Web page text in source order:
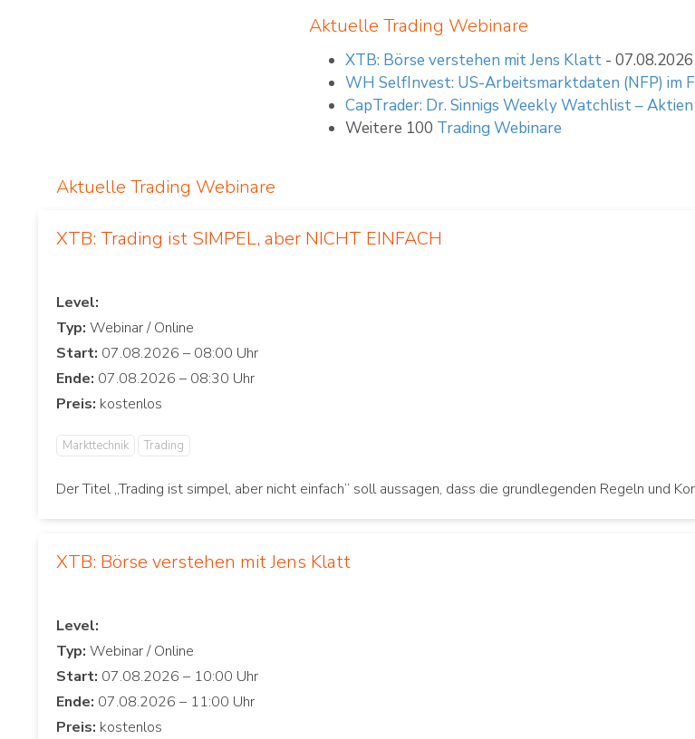
Aktuelle Trading Webinare
XTB: Börse verstehen mit Jens Klatt - 07.08.2026
WH SelfInvest: US-Arbeitsmarktdaten (NFP) im
CapTrader: Dr. Sinnigs Weekly Watchlist –
Weitere 100 Trading Webinare
Aktuelle Trading Webinare
XTB: Trading ist SIMPEL, aber NICHT EINFACH
Level:
Typ:
Start:
Ende:
Preis:
Markttechnik Trading
Der Titel „Trading ist simpel, aber nicht einfach“ soll aussagen, dass die grundlegenden Regeln und
XTB: Börse verstehen mit Jens Klatt
Level:
Typ:
Start:
Ende:
Preis: